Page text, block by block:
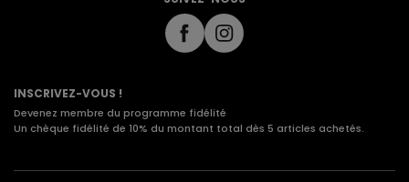
INSCRIVEZ-VOUS !
Devenez membre du programme fidélité
Un chèque fidélité de 10% du montant total dès 5 articles achetés.